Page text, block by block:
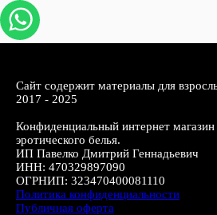
Сайт содержит материалы для
2017 - 2025
Конфиденциальный интернет
эротического белья.
ИП Павелко Дмитрий Геннадьевич
ИНН: 470329897090
ОГРНИП: 323470400081110
Политика конфиденциальности
Публичная оферта